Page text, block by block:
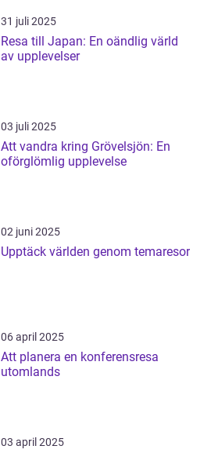
31 juli 2025
Resa till Japan: En oändlig värld
av upplevelser
03 juli 2025
Att vandra kring Grövelsjön: En
oförglömlig upplevelse
02 juni 2025
Upptäck världen genom temaresor
06 april 2025
Att planera en konferensresa
utomlands
03 april 2025